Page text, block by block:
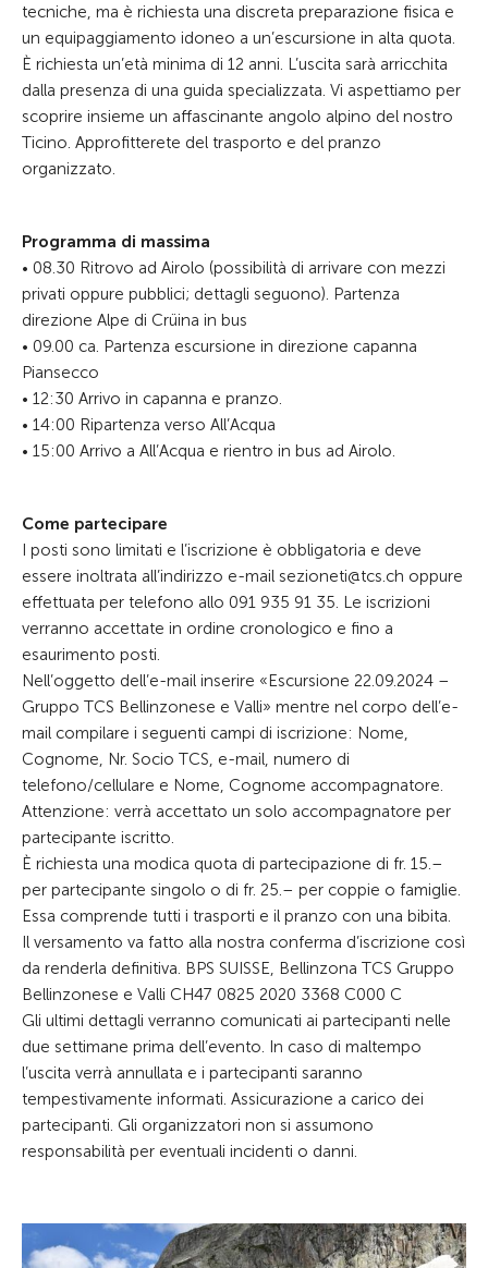
tecniche, ma è richiesta una discreta preparazione fisica e
un equipaggiamento idoneo a un’escursione in alta quota.
È richiesta un’età minima di 12 anni. L’uscita sarà arricchita
dalla presenza di una guida specializzata. Vi aspettiamo per
scoprire insieme un affascinante angolo alpino del nostro
Ticino. Approfitterete del trasporto e del pranzo
organizzato.
Programma di massima
• 08.30 Ritrovo ad Airolo (possibilità di arrivare con mezzi
privati oppure pubblici; dettagli seguono). Partenza
direzione Alpe di Crüina in bus
• 09.00 ca. Partenza escursione in direzione capanna
Piansecco
• 12:30 Arrivo in capanna e pranzo.
• 14:00 Ripartenza verso All’Acqua
• 15:00 Arrivo a All’Acqua e rientro in bus ad Airolo.
Come partecipare
I posti sono limitati e l’iscrizione è obbligatoria e deve
essere inoltrata all’indirizzo e-mail sezioneti@tcs.ch oppure
effettuata per telefono allo 091 935 91 35. Le iscrizioni
verranno accettate in ordine cronologico e fino a
esaurimento posti.
Nell’oggetto dell’e-mail inserire «Escursione 22.09.2024 –
Gruppo TCS Bellinzonese e Valli» mentre nel corpo dell’e-
mail compilare i seguenti campi di iscrizione: Nome,
Cognome, Nr. Socio TCS, e-mail, numero di
telefono/cellulare e Nome, Cognome accompagnatore.
Attenzione: verrà accettato un solo accompagnatore per
partecipante iscritto.
È richiesta una modica quota di partecipazione di fr. 15.–
per partecipante singolo o di fr. 25.– per coppie o famiglie.
Essa comprende tutti i trasporti e il pranzo con una bibita.
Il versamento va fatto alla nostra conferma d’iscrizione così
da renderla definitiva. BPS SUISSE, Bellinzona TCS Gruppo
Bellinzonese e Valli CH47 0825 2020 3368 C000 C
Gli ultimi dettagli verranno comunicati ai partecipanti nelle
due settimane prima dell’evento. In caso di maltempo
l’uscita verrà annullata e i partecipanti saranno
tempestivamente informati. Assicurazione a carico dei
partecipanti. Gli organizzatori non si assumono
responsabilità per eventuali incidenti o danni.